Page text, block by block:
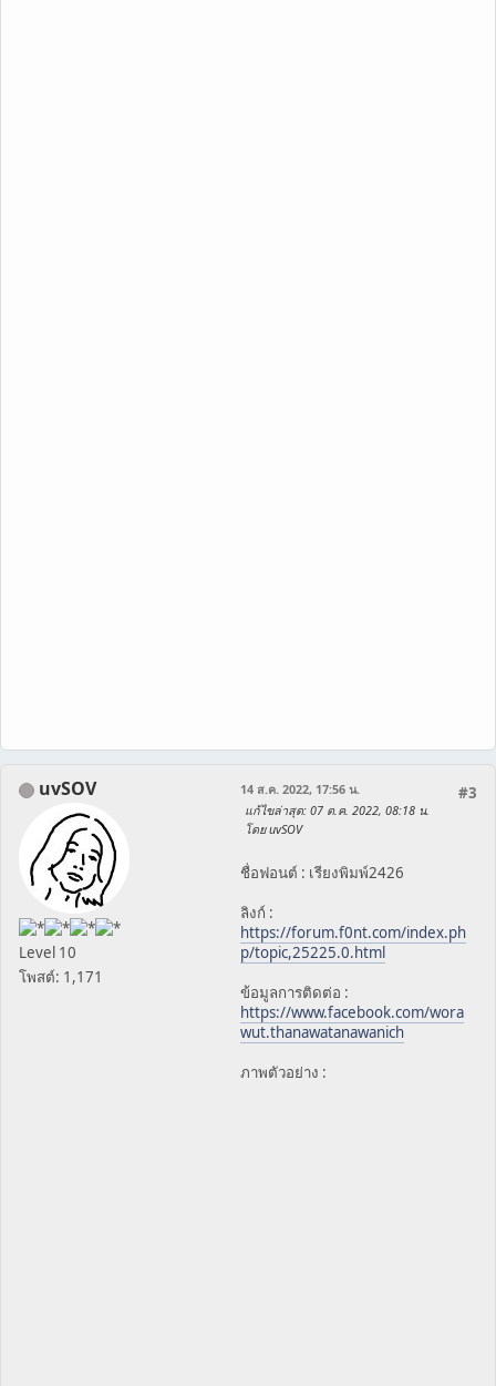
uvSOV
Level 10
โพสต์: 1,171
#3
14 ส.ค. 2022, 17:56 น.
แก้ไขล่าสุด: 07 ต.ค. 2022, 08:18 น.
โดย uvSOV
ชื่อฟอนต์ : เรียงพิมพ์2426
ลิงก์ :
https://forum.f0nt.com/index.ph
p/topic,25225.0.html
ข้อมูลการติดต่อ :
https://www.facebook.com/wora
wut.thanawatanawanich
ภาพตัวอย่าง :